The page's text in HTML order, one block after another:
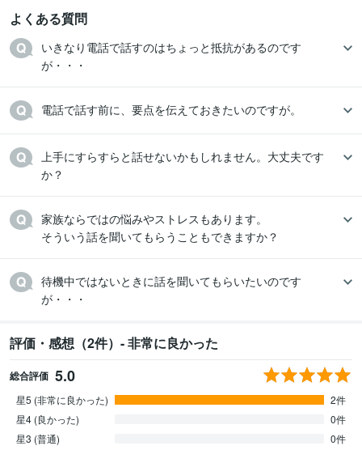
よくある質問
いきなり電話で話すのはちょっと抵抗があるのです
が・・・
電話で話す前に、要点を伝えておきたいのですが。
上手にすらすらと話せないかもしれません。大丈夫です
か？
家族ならではの悩みやストレスもあります。
そういう話を聞いてもらうこともできますか？
待機中ではないときに話を聞いてもらいたいのです
が・・・
評価・感想（2件）- 非常に良かった
総合評価 5.0
星5 (非常に良かった)
2件
星4 (良かった)
0件
星3 (普通)
0件